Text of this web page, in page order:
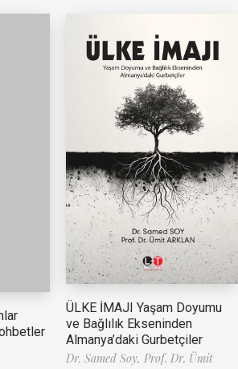
ÜLKE İMAJI Yaşam Doyumu
ve Bağlılık Ekseninden
Almanya’daki Gurbetçiler
Dr. Samed Soy, Prof. Dr. Ümit